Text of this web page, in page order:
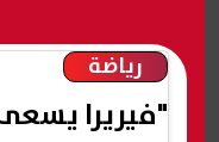
رياضة
"فيريرا